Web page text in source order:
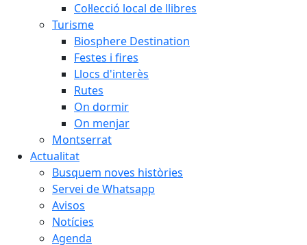
Col·lecció local de llibres
Turisme
Biosphere Destination
Festes i fires
Llocs d'interès
Rutes
On dormir
On menjar
Montserrat
Actualitat
Busquem noves històries
Servei de Whatsapp
Avisos
Notícies
Agenda